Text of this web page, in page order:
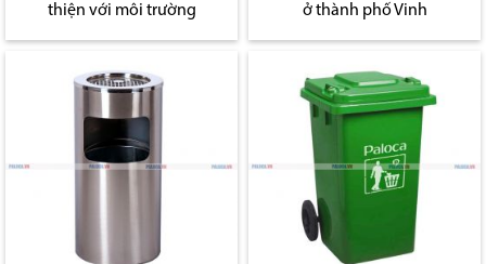
thiện với môi trường
ở thành phố Vinh